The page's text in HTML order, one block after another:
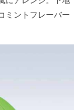
ミントフレーバー